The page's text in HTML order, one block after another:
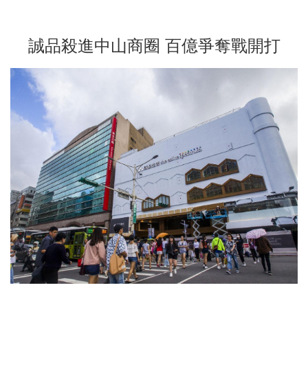
誠品殺進中山商圈 百億爭奪戰開打